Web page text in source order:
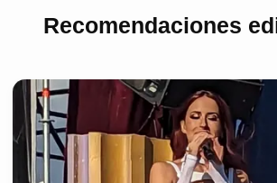
Recomendaciones